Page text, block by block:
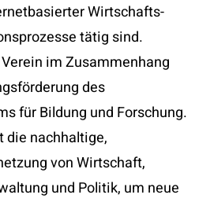
Wirtschafts-
tätig sind.
im Zusammenhang
des
für Bildung und Forschung.
die nachhaltige,
von Wirtschaft,
und Politik, um neue